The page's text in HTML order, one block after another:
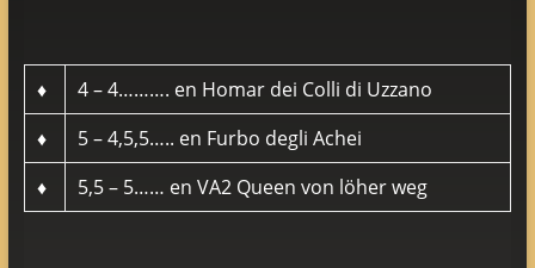
♦
4 – 4………. en Homar dei Colli di Uzzano
♦
5 – 4,5,5….. en Furbo degli Achei
♦
5,5 – 5…… en VA2 Queen von löher weg